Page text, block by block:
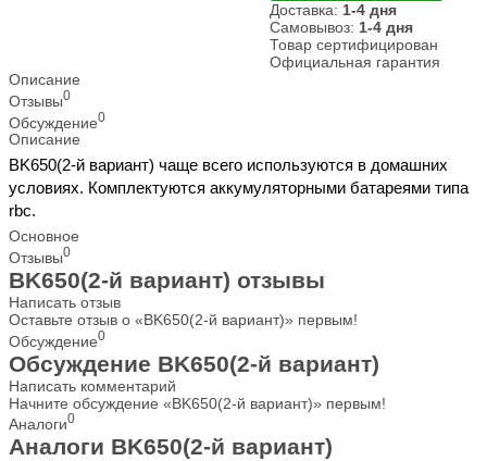
Доставка: 1-4 дня
Самовывоз: 1-4 дня
Товар сертифицирован
Официальная гарантия
Описание
Отзывы0
Обсуждение0
Описание
BK650(2-й вариант) чаще всего используются в домашних
условиях. Комплектуются аккумуляторными батареями типа
rbc.
Основное
Отзывы0
BK650(2-й вариант) отзывы
Написать отзыв
Оставьте отзыв о «BK650(2-й вариант)» первым!
Обсуждение0
Обсуждение BK650(2-й вариант)
Написать комментарий
Начните обсуждение «BK650(2-й вариант)» первым!
Аналоги0
Аналоги BK650(2-й вариант)